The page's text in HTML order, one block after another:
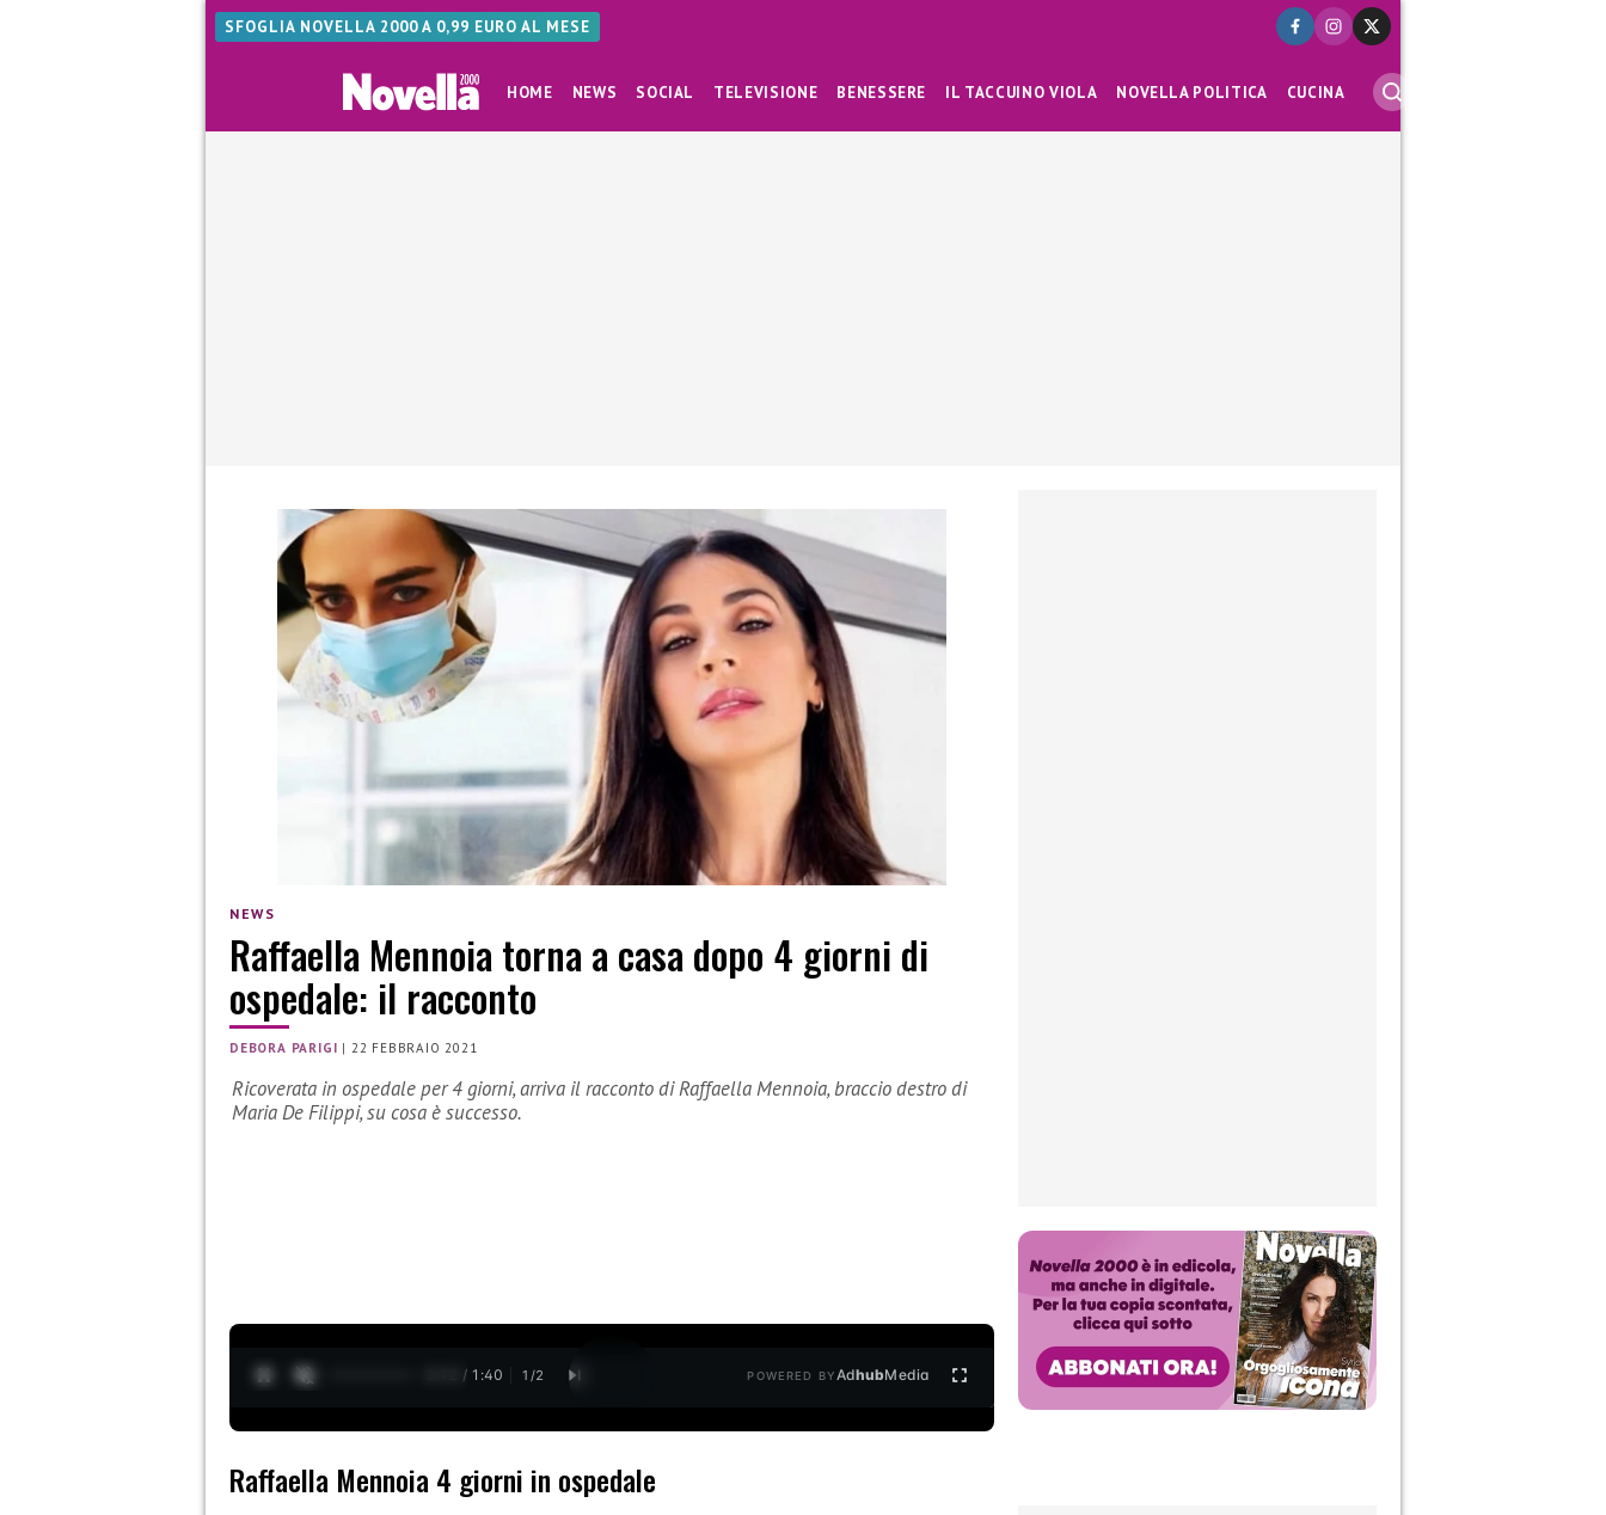
SFOGLIA NOVELLA 2000 A 0,99 EURO AL MESE
HOME NEWS SOCIAL TELEVISIONE BENESSERE IL TACCUINO VIOLA NOVELLA POLITICA CUCINA
NEWS
Raffaella Mennoia torna a casa dopo 4 giorni di
ospedale: il racconto
DEBORA PARIGI | 22 FEBBRAIO 2021
Ricoverata in ospedale per 4 giorni, arriva il racconto di Raffaella Mennoia, braccio destro di
Maria De Filippi, su cosa è successo.
0:13 / 1:40 1 /2 POWERED BYAdhubMedia
Raffaella Mennoia 4 giorni in ospedale